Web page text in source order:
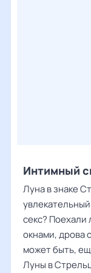
Интимный
Луна в знаке
секс?
окнами, дрова
может быть,
Луны в